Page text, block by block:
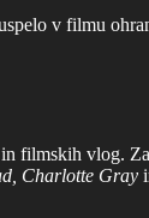
v filmu
filmskih vlog.
Charlotte Gray